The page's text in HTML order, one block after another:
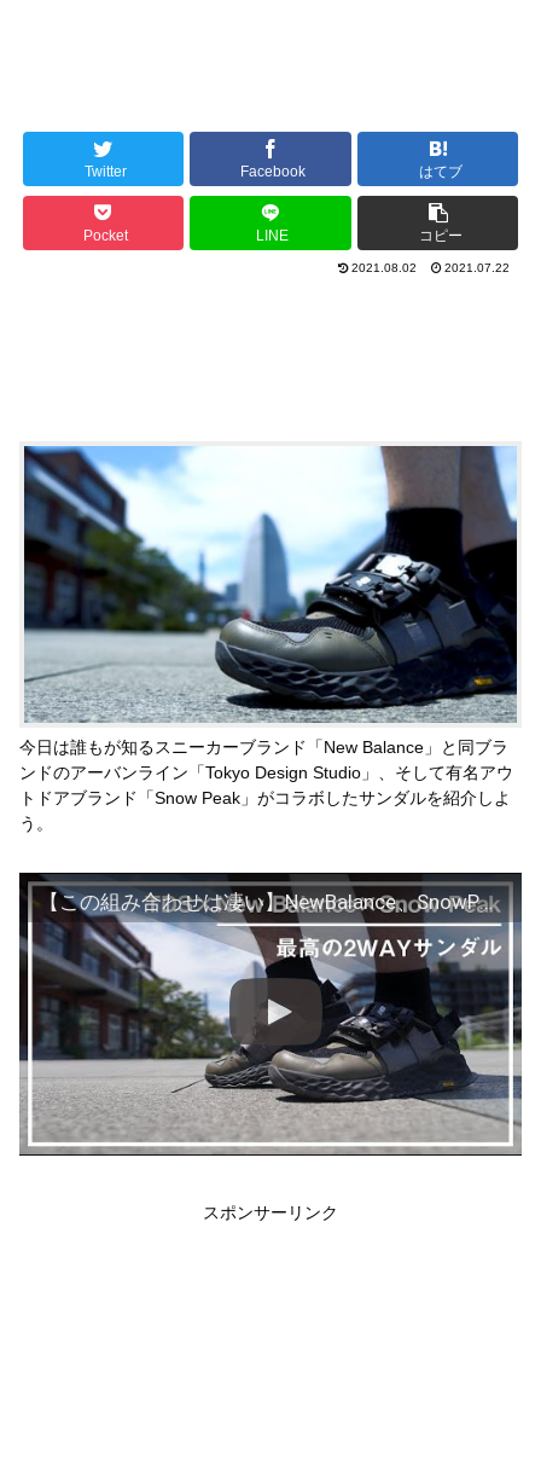
Twitter Facebook はてブ
Pocket LINE コピー
2021.08.02 2021.07.22
今日は誰もが知るスニーカーブランド「New Balance」と同ブラ
ンドのアーバンライン「Tokyo Design Studio」、そして有名アウ
トドアブランド「Snow Peak」がコラボしたサンダルを紹介しよ
う。
【この組み合わせは凄い】NewBalance、SnowPeak、TDSがコラボしたコンセプトサンダルを紹介。
スポンサーリンク